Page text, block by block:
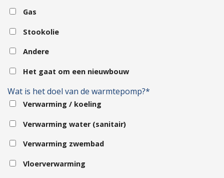
Gas
Stookolie
Andere
Het gaat om een nieuwbouw
Wat is het doel van de warmtepomp?*
Verwarming / koeling
Verwarming water (sanitair)
Verwarming zwembad
Vloerverwarming